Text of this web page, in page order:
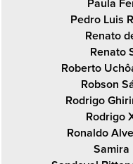
Pedro Luis
Renato
Renato
Roberto
Robson
Rodrigo
Rodrigo
Ronaldo
Samira